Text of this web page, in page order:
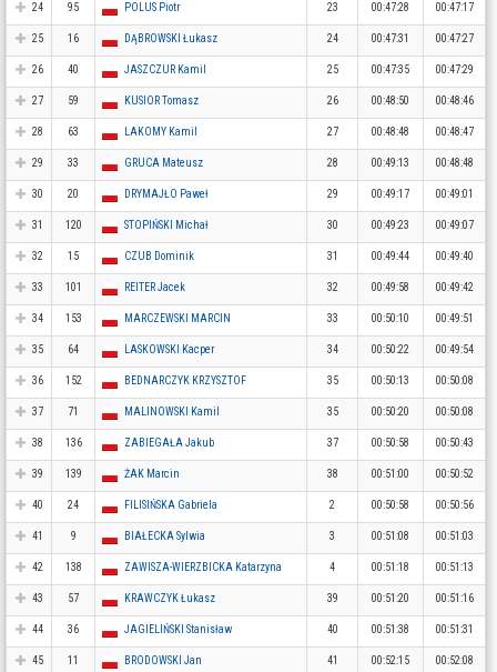
24 95 POLUS Piotr 23 00:47:28 00:47:17
25 16 DĄBROWSKI Łukasz 24 00:47:31 00:47:27
26 40 JASZCZUR Kamil 25 00:47:35 00:47:29
27 59 KUSIOR Tomasz 26 00:48:50 00:48:46
28 63 LAKOMY Kamil 27 00:48:48 00:48:47
29 33 GRUCA Mateusz 28 00:49:13 00:48:48
30 20 DRYMAJŁO Paweł 29 00:49:17 00:49:01
31 120 STOPIŃSKI Michał 30 00:49:23 00:49:07
32 15 CZUB Dominik 31 00:49:44 00:49:40
33 101 REITER Jacek 32 00:49:58 00:49:42
34 153 MARCZEWSKI MARCIN 33 00:50:10 00:49:51
35 64 LASKOWSKI Kacper 34 00:50:22 00:49:54
36 152 BEDNARCZYK KRZYSZTOF 35 00:50:13 00:50:08
37 71 MALINOWSKI Kamil 35 00:50:20 00:50:08
38 136 ZABIEGAŁA Jakub 37 00:50:58 00:50:43
39 139 ŻAK Marcin 38 00:51:00 00:50:52
40 24 FILISIŃSKA Gabriela 2 00:50:58 00:50:56
41 9 BIAŁECKA Sylwia 3 00:51:08 00:51:03
42 138 ZAWISZA-WIERZBICKA Katarzyna 4 00:51:18 00:51:13
43 57 KRAWCZYK Łukasz 39 00:51:20 00:51:16
44 36 JAGIELIŃSKI Stanisław 40 00:51:38 00:51:31
45 11 BRODOWSKI Jan 41 00:52:15 00:52:08